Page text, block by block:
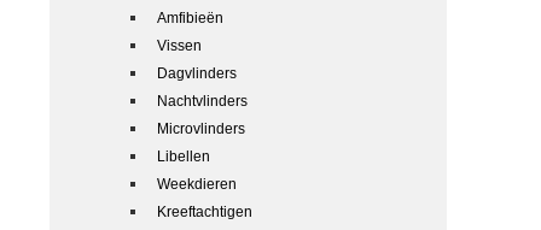
Amfibieën
Vissen
Dagvlinders
Nachtvlinders
Microvlinders
Libellen
Weekdieren
Kreeftachtigen